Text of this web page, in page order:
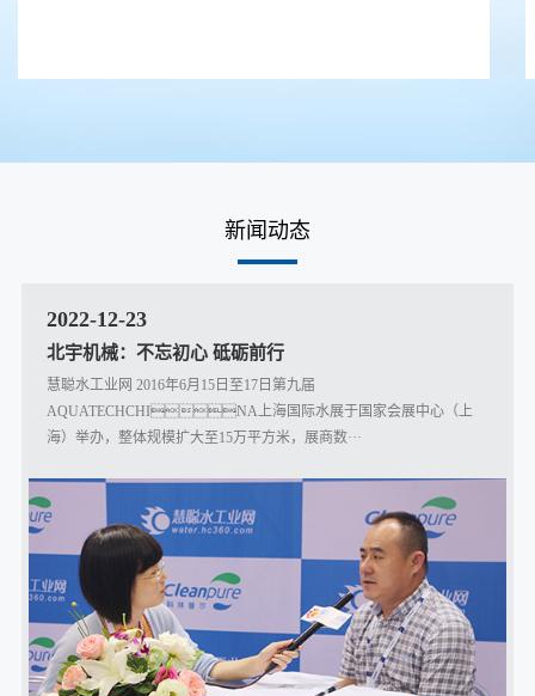
新闻动态
2022-12-23
北宇机械：不忘初心 砥砺前行
慧聪水工业网 2016年6月15日至17日第九届
AQUATECHCHINA上海国际水展于国家会展中心（上
海）举办，整体规模扩大至15万平方米，展商数···